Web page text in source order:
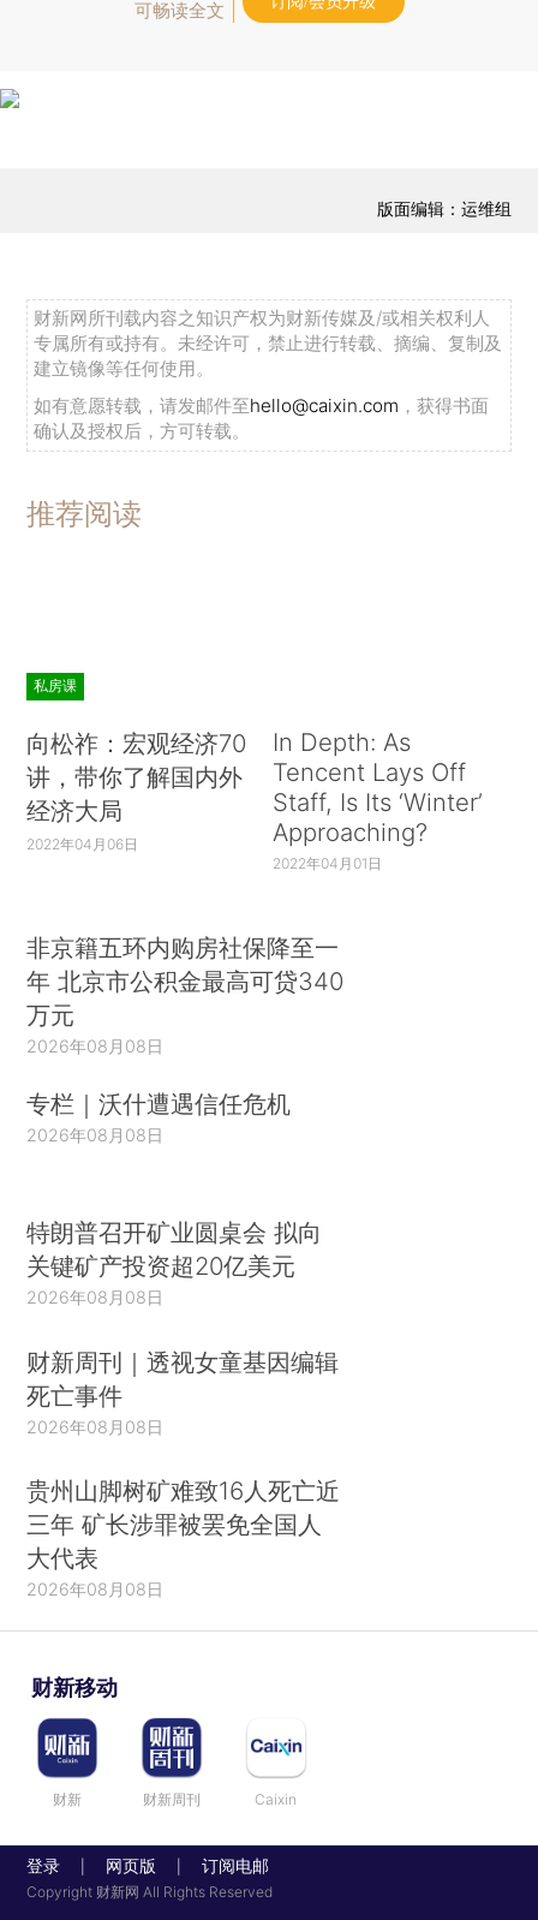
可畅读全文
版面编辑：运维组
财新网所刊载内容之知识产权为财新传媒及/或相关权利人
专属所有或持有。未经许可，禁止进行转载、摘编、复制及
建立镜像等任何使用。
如有意愿转载，请发邮件至hello@caixin.com ，获得书面
确认及授权后，方可转载。
推荐阅读
私房课
向松祚：宏观经济70
讲，带你了解国内外
经济大局
2022年04月06日
In Depth: As
Tencent Lays Off
Staff, Is Its ‘Winter’
Approaching?
2022年04月01日
非京籍五环内购房社保降至一
年 北京市公积金最高可贷340
万元
2026年08月08日
专栏｜沃什遭遇信任危机
2026年08月08日
特朗普召开矿业圆桌会 拟向
关键矿产投资超20亿美元
2026年08月08日
财新周刊｜透视女童基因编辑
死亡事件
2026年08月08日
贵州山脚树矿难致16人死亡近
三年 矿长涉罪被罢免全国人
大代表
2026年08月08日
财新移动
财新 财新周刊 Caixin
登录 网页版 订阅电邮
Copyright 财新网 All Rights Reserved